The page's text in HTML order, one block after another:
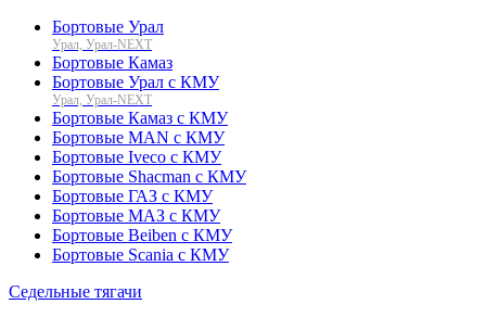
Бортовые Урал
Урал, Урал-NEXT
Бортовые Камаз
Бортовые Урал с КМУ
Урал, Урал-NEXT
Бортовые Камаз с КМУ
Бортовые MAN с КМУ
Бортовые Iveco с КМУ
Бортовые Shacman с КМУ
Бортовые ГАЗ с КМУ
Бортовые МАЗ с КМУ
Бортовые Beiben с КМУ
Бортовые Scania с КМУ
Седельные тягачи